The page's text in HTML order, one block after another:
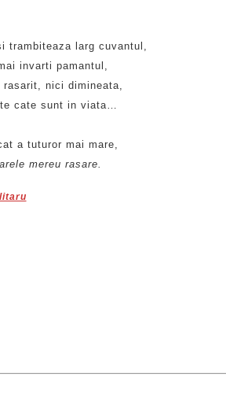
trambiteaza larg cuvantul,
invarti pamantul,
nici dimineata,
cate sunt in viata…
a tuturor mai mare,
mereu rasare.